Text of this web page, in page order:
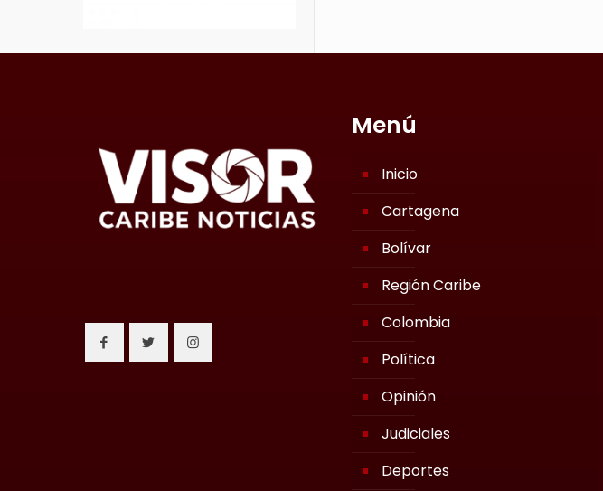
Menú
Inicio
Cartagena
Bolívar
Región Caribe
Colombia
Política
Opinión
Judiciales
Deportes